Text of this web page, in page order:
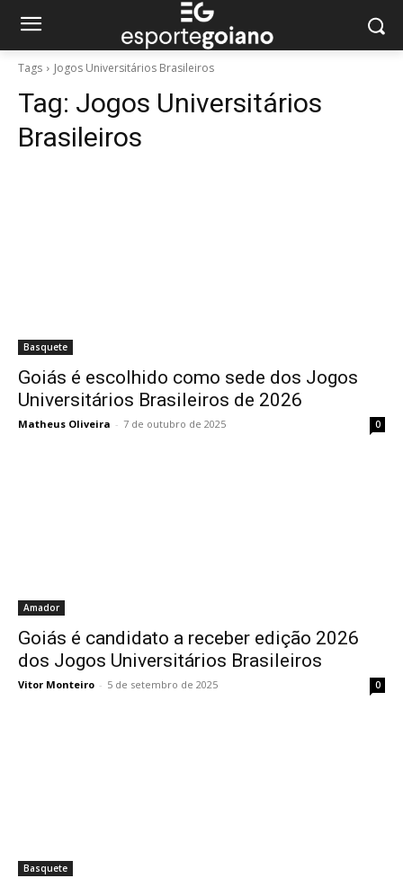
Tags Jogos Universitários Brasileiros
Tag: Jogos Universitários
Brasileiros
Basquete
Goiás é escolhido como sede dos Jogos
Universitários Brasileiros de 2026
Matheus Oliveira - 7 de outubro de 2025 0
Amador
Goiás é candidato a receber edição 2026
dos Jogos Universitários Brasileiros
Vitor Monteiro - 5 de setembro de 2025 0
Basquete